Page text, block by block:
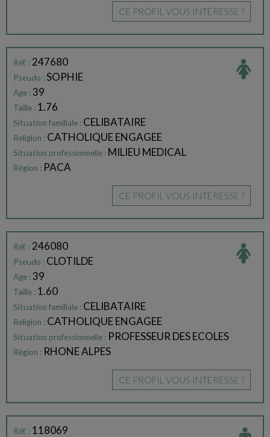
CE PROFIL VOUS INTÉRESSE ?
Réf. : 247680
Pseudo :SOPHIE
Age :39
Taille : 1.76
Situation familiale : CELIBATAIRE
Religion : CATHOLIQUE ENGAGEE
Situation professionnelle : MILIEU MEDICAL
Région : PACA
CE PROFIL VOUS INTÉRESSE ?
Réf. : 246080
Pseudo : CLOTILDE
Age :39
Taille : 1.60
Situation familiale : CELIBATAIRE
Religion : CATHOLIQUE ENGAGEE
Situation professionnelle : PROFESSEUR DES ECOLES
Région : RHONE ALPES
CE PROFIL VOUS INTÉRESSE ?
Réf. : 118069